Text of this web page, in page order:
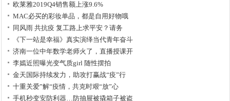
欧莱雅2019Q4销售额上涨9.6%
MAC必买的彩妆单品，都是自用好物哦
同风雨 共抗疫 复工路上求平安？请务
《下一站是幸福》真实演绎当代青年奋斗
济南一位中年数学老师火了，直播授课开
李嫣近照曝光变气质girl 随性摆拍
金天国际持续发力，助攻打赢战“疫”行
十重关爱”解“疫情，共克时艰“放”心
手机秒变安防利器…防抽屉被撬箱子被盗